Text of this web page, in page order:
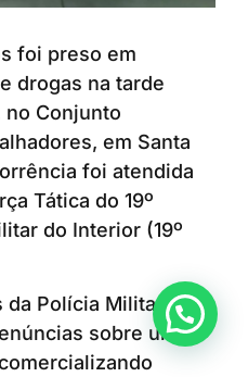
foi preso em
drogas na tarde
Conjunto
em Santa
foi atendida
Tática do 19º
do Interior (19º
Polícia Militar, os
sobre um
matéria